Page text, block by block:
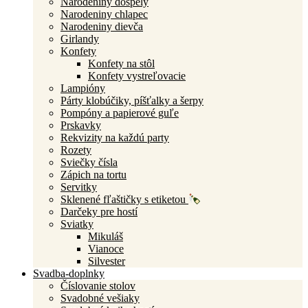
Narodeniny chlapec
Narodeniny dievča
Girlandy
Konfety
Konfety na stôl
Konfety vystreľovacie
Lampióny
Párty klobúčiky, píšťalky a šerpy
Pompóny a papierové guľe
Prskavky
Rekvizity na každú party
Rozety
Sviečky čísla
Zápich na tortu
Servitky
Sklenené fľaštičky s etiketou
Darčeky pre hostí
Sviatky
Mikuláš
Vianoce
Silvester
Svadba-doplnky
Číslovanie stolov
Svadobné vešiaky